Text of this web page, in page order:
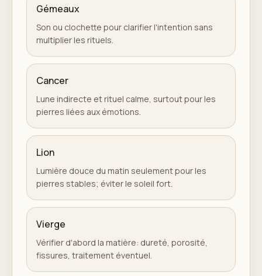
Gémeaux
Son ou clochette pour clarifier l'intention sans
multiplier les rituels.
Cancer
Lune indirecte et rituel calme, surtout pour les
pierres liées aux émotions.
Lion
Lumière douce du matin seulement pour les
pierres stables; éviter le soleil fort.
Vierge
Vérifier d'abord la matière: dureté, porosité,
fissures, traitement éventuel.